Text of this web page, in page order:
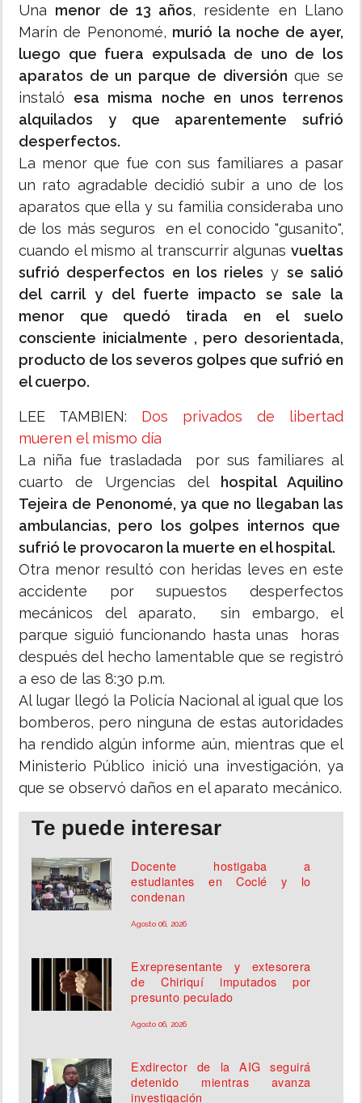
Una menor de 13 años, residente en Llano
Marín de Penonomé, murió la noche de ayer,
luego que fuera expulsada de uno de los
aparatos de un parque de diversión que se
instaló esa misma noche en unos terrenos
alquilados y que aparentemente sufrió
desperfectos.
La menor que fue con sus familiares a pasar
un rato agradable decidió subir a uno de los
aparatos que ella y su familia consideraba uno
de los más seguros en el conocido "gusanito",
cuando el mismo al transcurrir algunas vueltas
sufrió desperfectos en los rieles y se salió
del carril y del fuerte impacto se sale la
menor que quedó tirada en el suelo
consciente inicialmente , pero desorientada,
producto de los severos golpes que sufrió en
el cuerpo.
LEE TAMBIEN: Dos privados de libertad
mueren el mismo día
La niña fue trasladada por sus familiares al
cuarto de Urgencias del
hospital Aquilino
Tejeira de Penonomé, ya que no llegaban las
ambulancias, pero los golpes internos que
sufrió le provocaron la muerte en el hospital.
Otra menor resultó con heridas leves en este
accidente por supuestos desperfectos
mecánicos del aparato, sin embargo, el
parque siguió funcionando hasta unas horas
después del hecho lamentable que se registró
a eso de las 8:30 p.m.
Al lugar llegó la Policía Nacional al igual que los
bomberos, pero ninguna de estas autoridades
ha rendido algún informe aún, mientras que el
Ministerio Público inició una investigación, ya
que se observó daños en el aparato mecánico.
Te puede interesar
Docente hostigaba a
estudiantes en Coclé y lo
condenan
Agosto 06, 2026
Exrepresentante y extesorera
de Chiriquí imputados por
presunto peculado
Agosto 06, 2026
Exdirector de la AIG seguirá
detenido mientras avanza
investigación